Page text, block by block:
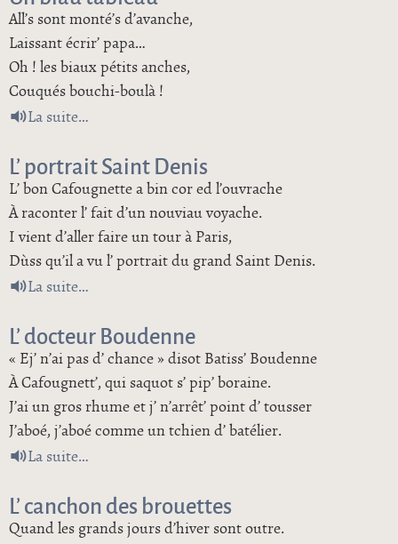
All’s sont monté’s d’avanche,
Laissant écrir’ papa…
Oh ! les biaux pétits anches,
Couqués bouchi-boulà !
La suitede Un biau tableau
L’ portrait Saint Denis
L’ bon Cafougnette a bin cor ed l’ouvrache
À raconter l’ fait d’un nouviau voyache.
I vient d’aller faire un tour à Paris,
Dùss qu’il a vu l’ portrait du grand Saint Denis.
La suitede L’ portrait Saint Denis
L’ docteur Boudenne
« Ej’ n’ai pas d’ chance » disot Batiss’ Boudenne
À Cafougnett’, qui saquot s’ pip’ boraine.
J’ai un gros rhume et j’ n’arrêt’ point d’ tousser
J’aboé, j’aboé comme un tchien d’ batélier.
La suitede L’ docteur Boudenne
L’ canchon des brouettes
Quand les grands jours d’hiver sont outre.